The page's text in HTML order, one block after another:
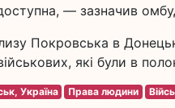
— зазначив
Покровська в
які були в
Україна Права людини